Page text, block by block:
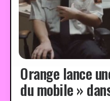
Orange lance
du mobile »